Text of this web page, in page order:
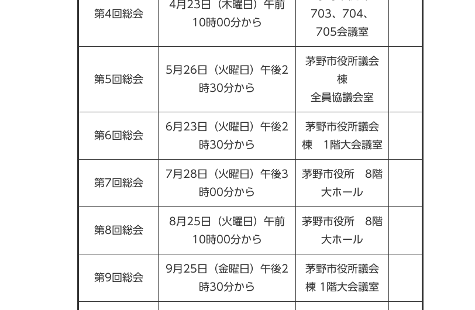
第4回総会
4月23日（木曜日）午前
10時00分から
703、704、
705会議室
第5回総会
5月26日（火曜日）午後2
時30分から
茅野市役所議会
棟
全員協議会室
第6回総会
6月23日（火曜日）午後2
時30分から
茅野市役所議会
棟 1階大会議室
第7回総会
7月28日（火曜日）午後3
時00分から
茅野市役所 8階
大ホール
第8回総会
8月25日（火曜日）午前
10時00分から
茅野市役所 8階
大ホール
第9回総会
9月25日（金曜日）午後2
時30分から
茅野市役所議会
棟 1階大会議室